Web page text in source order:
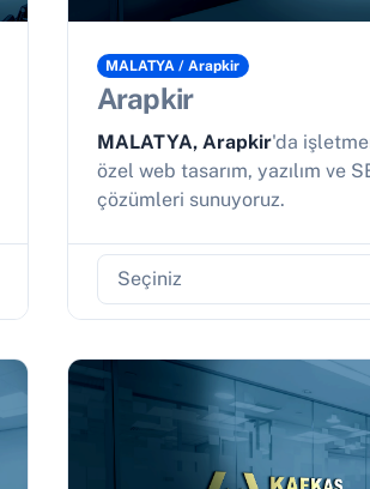
MALATYA / Arapkir
Arapkir
MALATYA, Arapkir'da
özel web tasarım, yazılım ve
çözümleri sunuyoruz.